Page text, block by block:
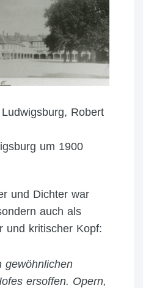
Robert
um 1900
und Dichter war
auch als
und kritischer Kopf:
gewöhnlichen
ersoffen. Opern,